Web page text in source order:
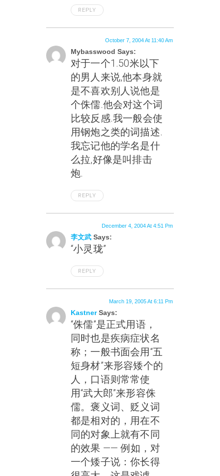
REPLY
Mybasswood Says:
October 7, 2004 At 11:40 Am
对于一个1.50米以下
的男人来说,他本身就
是不喜欢别人说他是
个侏儒.他会对这个词
比较反感.我一般会使
用钢炮之类的词描述.
我忘记他的学名是什
么拉,好像是叫排击
炮.
REPLY
李文武 Says:
December 4, 2004 At 4:51 Pm
“小灵珑”
REPLY
KastnerSays:
March 19, 2005 At 6:11 Pm
“侏儒”是正式用语，
同时也是疾病症状名
称；一般书面会用“五
短身材”来形容矮个的
人，口语则常常使
用“武大郎”来形容侏
儒。褒义词、贬义词
都是相对的，用在不
同的对象上就有不同
的效果 —— 例如，对
一个矮子说：你长得